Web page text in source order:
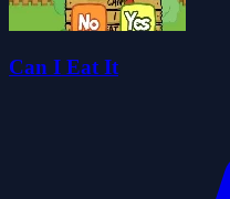
Can I Eat It